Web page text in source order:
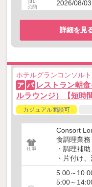
2026/08/
詳細を見
ホテルグランコンソル
ア パ レストラン朝
ルラウンジ）【短時
カジュアル面談可
Consort
食調理業務
・調理補
・片付け
5:00～
5:00～